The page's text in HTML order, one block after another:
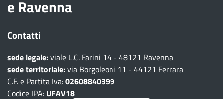
e Ravenna
Contatti
sede legale:viale L.C. Farini 14 - 48121 Ravenna
sede territoriale:via Borgoleoni 11 - 44121 Ferrara
C.F. e Partita Iva:02608840399
Codice IPA: UFAV18